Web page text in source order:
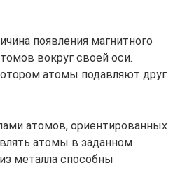
появления магнитного
вокруг своей оси.
атомы подавляют друг
атомов, ориентированных
атомы в заданном
металла способны